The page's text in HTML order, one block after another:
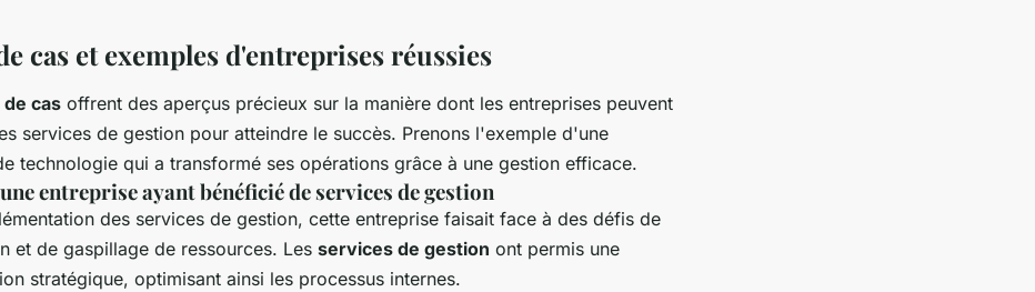
cas et exemples d'entreprises réussies
cas offrent des aperçus précieux sur la manière dont les entreprises peuvent
services de gestion pour atteindre le succès. Prenons l'exemple d'une
technologie qui a transformé ses opérations grâce à une gestion efficace.
entreprise ayant bénéficié de services de gestion
des services de gestion, cette entreprise faisait face à des défis de
et de gaspillage de ressources. Les services de gestion ont permis une
stratégique, optimisant ainsi les processus internes.